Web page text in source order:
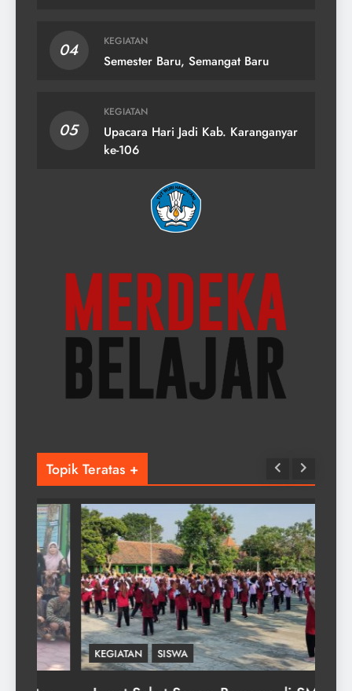
04 KEGIATAN
Semester Baru, Semangat Baru
05
KEGIATAN
Upacara Hari Jadi Kab. Karanganyar
ke-106
Topik Teratas +
KEGIATAN SISWA